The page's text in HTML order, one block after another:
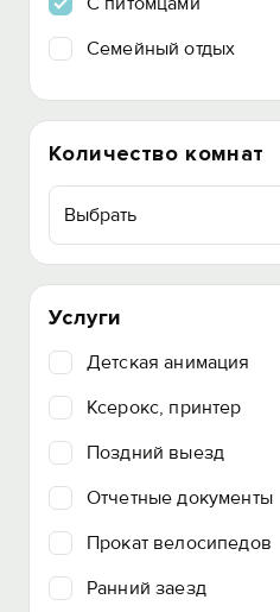
Семейный отдых
Количество комнат
Выбрать
Услуги
Детская анимация
Ксерокс, принтер
Поздний выезд
Отчетные документы
Прокат велосипедов
Ранний заезд